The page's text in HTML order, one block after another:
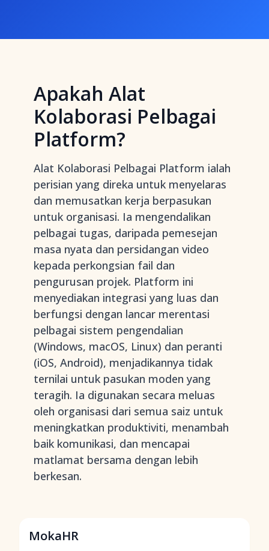
Apakah Alat
Kolaborasi Pelbagai
Platform?
Alat Kolaborasi Pelbagai Platform ialah
perisian yang direka untuk menyelaras
dan memusatkan kerja berpasukan
untuk organisasi. Ia mengendalikan
pelbagai tugas, daripada pemesejan
masa nyata dan persidangan video
kepada perkongsian fail dan
pengurusan projek. Platform ini
menyediakan integrasi yang luas dan
berfungsi dengan lancar merentasi
pelbagai sistem pengendalian
(Windows, macOS, Linux) dan peranti
(iOS, Android), menjadikannya tidak
ternilai untuk pasukan moden yang
teragih. Ia digunakan secara meluas
oleh organisasi dari semua saiz untuk
meningkatkan produktiviti, menambah
baik komunikasi, dan mencapai
matlamat bersama dengan lebih
berkesan.
MokaHR